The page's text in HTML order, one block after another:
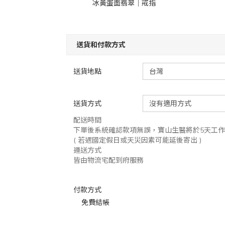
冰黃蛋面翡翠｜戒指
送貨和付款方式
送貨地點
送貨方式
配送時間
下單後系統確認款項無誤，寶山生醫將於5天工
( 若遇國定假日或天災因素可能延後寄出 )
運送方式
皆由物流宅配到府服務
付款方式
免費結帳